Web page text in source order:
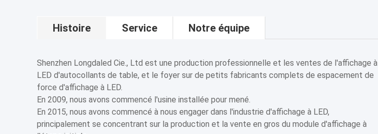
Histoire Service Notre équipe
Shenzhen Longdaled Cie., Ltd est une production professionnelle et les ventes de l'affichage à
LED d'autocollants de table, et le foyer sur de petits fabricants complets de espacement de
force d'affichage à LED.
En 2009, nous avons commencé l'usine installée pour mené.
En 2015, nous avons commencé à nous engager dans l'industrie d'affichage à LED,
principalement se concentrant sur la production et la vente en gros du module d'affichage à